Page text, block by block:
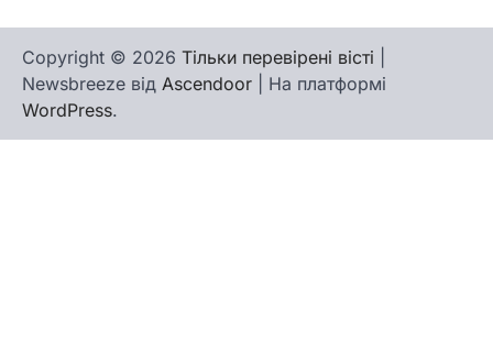
Copyright © 2026 Тільки перевірені вісті
Newsbreeze від Ascendoor | На платформі
WordPress.